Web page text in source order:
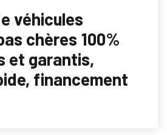
véhicules
chères 100%
et garantis,
financement